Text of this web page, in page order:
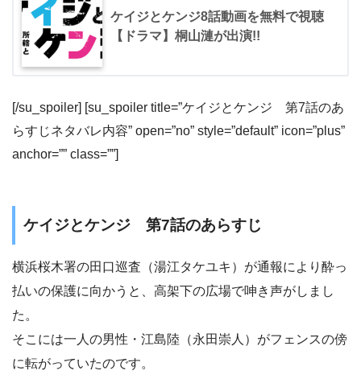
ケイジとケンジ8話動画を無料で視聴
【ドラマ】桐山漣が出演!!
[/su_spoiler] [su_spoiler title=”ケイジとケンジ 第7話のあ
らすじネタバレ内容” open=”no” style=”default” icon=”plus”
anchor=”” class=””]
ケイジとケンジ 第7話のあらすじ
横浜桜木署の田口巡査（湯江タケユキ）が通報により酔っ
払いの保護に向かうと、高架下の広場で呻き声がしまし
た。
そこには一人の男性・江島陸（永田崇人）がフェンスの傍
に転がっていたのです。